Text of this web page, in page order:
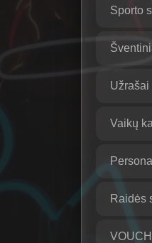
Sporto
Užrašai
Vaikų
Raidės